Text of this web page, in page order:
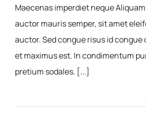
Maecenas imperdiet neque
auctor mauris semper, sit amet
auctor. Sed congue risus id congue
et maximus est. In condimentum
pretium sodales. [...]